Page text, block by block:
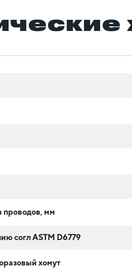
проводов, мм
согл ASTM D6779
хомут